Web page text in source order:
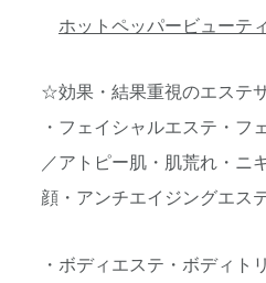
ホットペッパービューテ
☆効果・結果重視のエステ
・フェイシャルエステ・フ
／アトピー肌・肌荒れ・ニ
顔・アンチエイジングエス
・ボディエステ・ボディト